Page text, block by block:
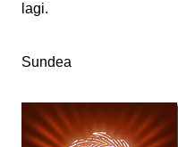
lagi.
Sundea